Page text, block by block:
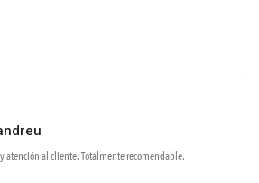
atención al cliente. Totalmente recomendable.